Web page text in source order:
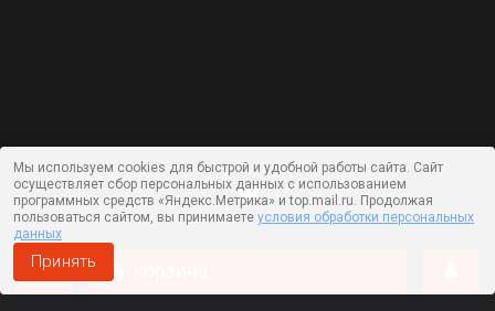
Мы используем cookies для быстрой и удобной работы сайта. Сайт
осуществляет сбор персональных данных с использованием
программных средств «Яндекс.Метрика» и top.mail.ru. Продолжая
пользоваться сайтом, вы принимаете условия обработки персональных
данных
Принять